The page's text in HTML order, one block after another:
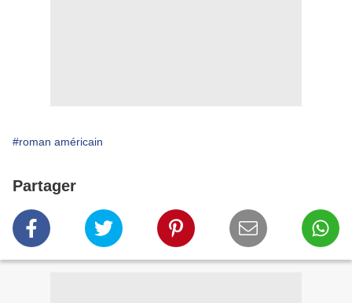
#roman américain
Partager